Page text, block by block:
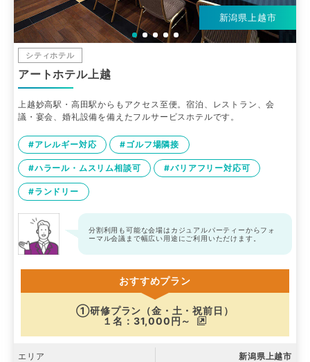
新潟県上越市
シティホテル
アートホテル上越
上越妙高駅・高田駅からもアクセス至便。宿泊、レストラン、会
議・宴会、婚礼設備を備えたフルサービスホテルです。
#アレルギー対応 #ゴルフ場隣接
#ハラール・ムスリム相談可 #バリアフリー対応可
#ランドリー
分割利用も可能な会場はカジュアルパーティーからフォ
ーマル会議まで幅広い用途にご利用いただけます。
おすすめプラン
①研修プラン（金・土・祝前日）
１名：31,000円～
エリア 新潟県上越市